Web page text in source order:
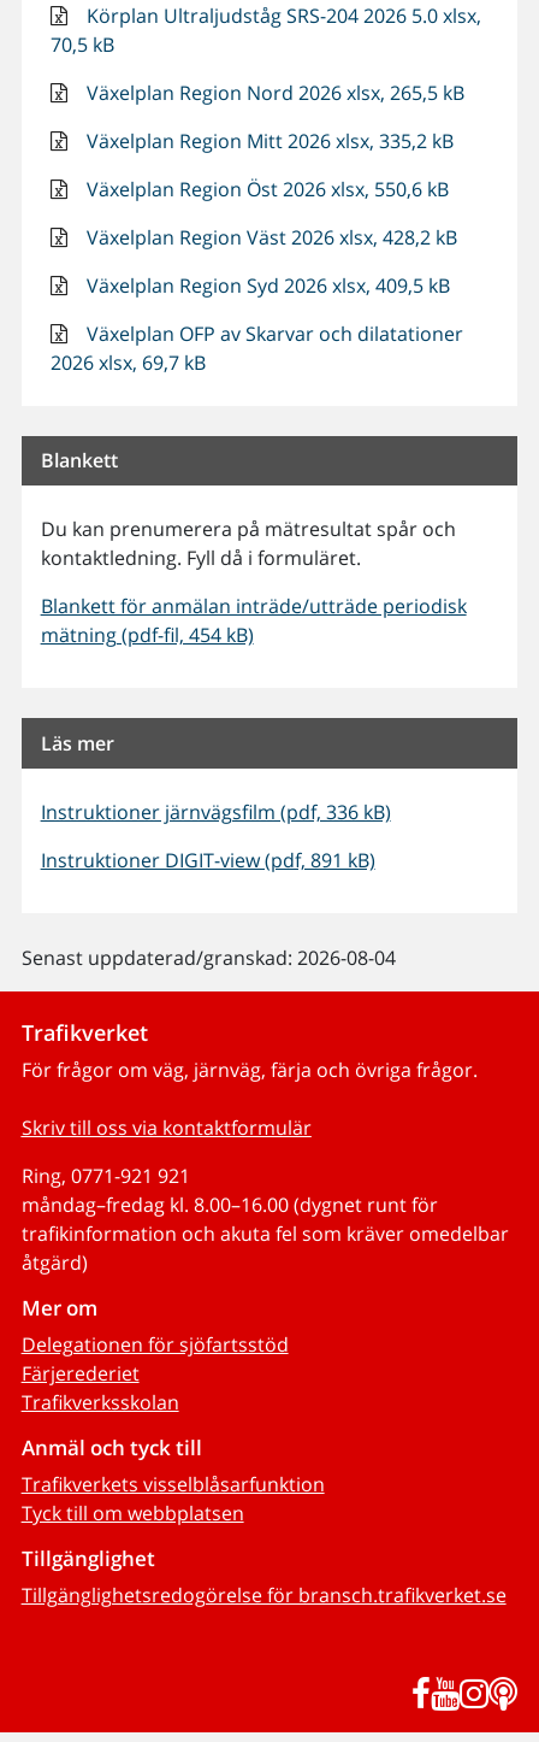
Körplan Ultraljudståg SRS-204 2026 5.0 xlsx,
70,5 kB
Växelplan Region Nord 2026 xlsx, 265,5 kB
Växelplan Region Mitt 2026 xlsx, 335,2 kB
Växelplan Region Öst 2026 xlsx, 550,6 kB
Växelplan Region Väst 2026 xlsx, 428,2 kB
Växelplan Region Syd 2026 xlsx, 409,5 kB
Växelplan OFP av Skarvar och dilatationer
2026 xlsx, 69,7 kB
Blankett
Du kan prenumerera på mätresultat spår och
kontaktledning. Fyll då i formuläret.
Blankett för anmälan inträde/utträde periodisk
mätning (pdf-fil, 454 kB)
Läs mer
Instruktioner järnvägsfilm (pdf, 336 kB)
Instruktioner DIGIT-view (pdf, 891 kB)
Senast uppdaterad/granskad: 2026-08-04
Trafikverket
För frågor om väg, järnväg, färja och övriga frågor.
Skriv till oss via kontaktformulär
Ring, 0771-921 921
måndag–fredag kl. 8.00–16.00 (dygnet runt för
trafikinformation och akuta fel som kräver omedelbar
åtgärd)
Mer om
Delegationen för sjöfartsstöd
Färjerederiet
Trafikverksskolan
Anmäl och tyck till
Trafikverkets visselblåsarfunktion
Tyck till om webbplatsen
Tillgänglighet
Tillgänglighetsredogörelse för bransch.trafikverket.se
Facebook
YouTube